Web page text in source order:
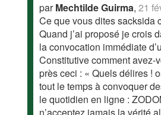
parMechtilde Guirma,21
Ce que vous dites sacksida
Quand j’ai proposé je crois
la convocation immédiate
Constitutive comment avez-
près ceci : « Quels délires !
tout le temps à convoquer
le quotidien en ligne :